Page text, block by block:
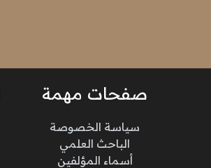
صفحات مهمة
سياسة الخصوصة
الباحث العلمي
أسماء المؤلفين